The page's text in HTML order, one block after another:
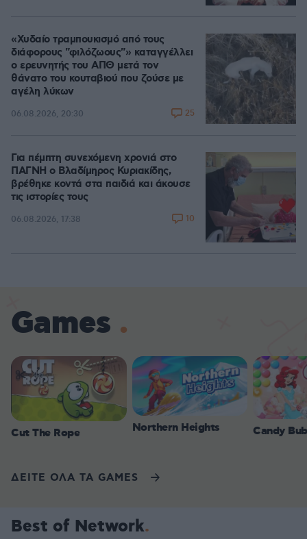
«Χυδαίο τραμπουκισμό από τους
διάφορους "φιλόζωους"» καταγγέλλει
ο ερευνητής του ΑΠΘ μετά τον
θάνατο του κουταβιού που ζούσε με
αγέλη λύκων
06.08.2026, 20:30 25
Για πέμπτη συνεχόμενη χρονιά στο
ΠΑΓΝΗ ο Βλαδίμηρος Κυριακίδης,
βρέθηκε κοντά στα παιδιά και άκουσε
τις ιστορίες τους
06.08.2026, 17:38 10
Games
Cut The Rope Northern Heights Candy
ΔΕΙΤΕ ΟΛΑ ΤΑ GAMES
Best of Network